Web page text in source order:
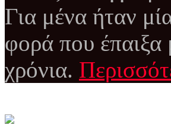
Για μένα ήταν
φορά που έπαιξα
χρόνια.